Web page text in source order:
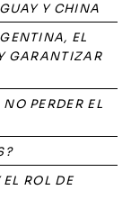
Y CHINA
EL
GARANTIZAR
PERDER EL
ROL DE